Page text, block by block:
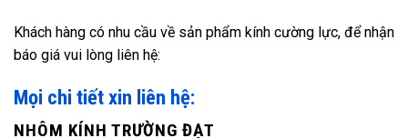
Khách hàng có nhu cầu về sản phẩm kính cường lực, để nhận
báo giá vui lòng liên hệ:
Mọi chi tiết xin liên hệ:
NHÔM KÍNH TRƯỜNG ĐẠT